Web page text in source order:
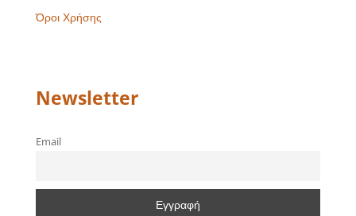
Όροι Χρήσης
Newsletter
Email